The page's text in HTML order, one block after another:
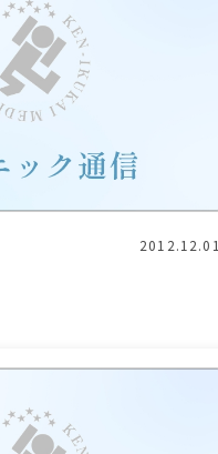
2012.12.01